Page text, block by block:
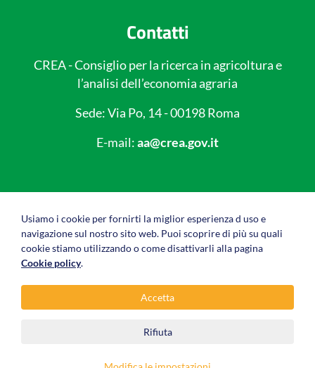
Contatti
CREA - Consiglio per la ricerca in agricoltura e
l’analisi dell’economia agraria
Sede: Via Po, 14 - 00198 Roma
E-mail:aa@crea.gov.it
Privacy policy
Note legali
Usiamo i cookie per fornirti la miglior esperienza d uso e
navigazione sul nostro sito web. Puoi scoprire di più su quali
cookie stiamo utilizzando o come disattivarli alla pagina
Cookie policy.
Rifiuta
Accetta